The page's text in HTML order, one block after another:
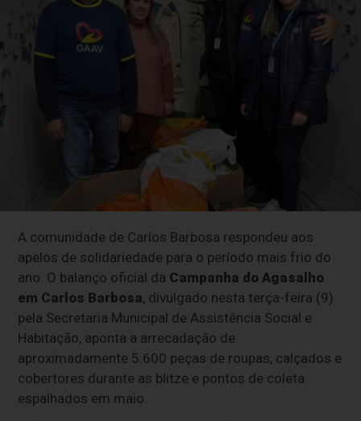
A comunidade de Carlos Barbosa respondeu aos
apelos de solidariedade para o período mais frio do
ano. O balanço oficial da Campanha do Agasalho
em Carlos Barbosa, divulgado nesta terça-feira (9)
pela Secretaria Municipal de Assistência Social e
Habitação, aponta a arrecadação de
aproximadamente 5.600 peças de roupas, calçados e
cobertores durante as blitze e pontos de coleta
espalhados em maio.